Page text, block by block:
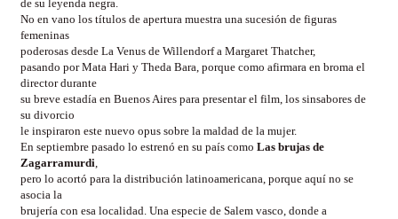
de su leyenda negra.
No en vano los títulos de apertura muestra una sucesión de figuras
femeninas
poderosas desde La Venus de Willendorf a Margaret Thatcher,
pasando por Mata Hari y Theda Bara, porque como afirmara en broma el
director durante
su breve estadía en Buenos Aires para presentar el film, los sinsabores de
su divorcio
le inspiraron este nuevo opus sobre la maldad de la mujer.
En septiembre pasado lo estrenó en su país como Las brujas de
Zagarramurdi,
pero lo acortó para la distribución latinoamericana, porque aquí no se
asocia la
brujería con esa localidad. Una especie de Salem vasco, donde a